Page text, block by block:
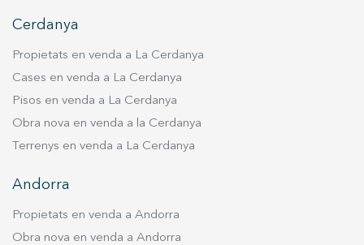
Cerdanya
Propietats en venda a La Cerdanya
Cases en venda a La Cerdanya
Pisos en venda a La Cerdanya
Obra nova en venda a la Cerdanya
Terrenys en venda a La Cerdanya
Andorra
Propietats en venda a Andorra
Obra nova en venda a Andorra
Guardar configuració